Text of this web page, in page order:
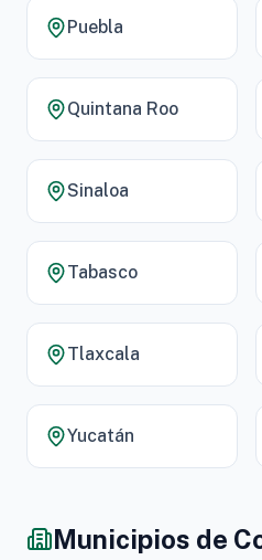
Puebla
Quintana Roo
Sinaloa
Tabasco
Tlaxcala
Yucatán
Municipios de